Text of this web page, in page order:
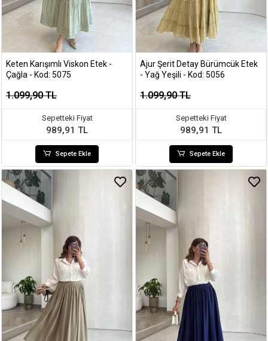
Keten Karışımlı Viskon Etek -
Çağla - Kod: 5075
1.099,90 TL
Sepetteki Fiyat
989,91 TL
Sepete Ekle
Ajur Şerit Detay Bürümcük Etek
- Yağ Yeşili - Kod: 5056
1.099,90 TL
Sepetteki Fiyat
989,91 TL
Sepete Ekle